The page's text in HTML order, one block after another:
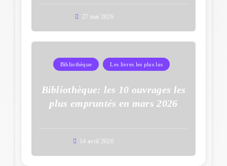
27 mai 2026
Bibliothèque Les livres les plus lus
Bibliothèque: les 10 ouvrages les
plus empruntés en mars 2026
14 avril 2026